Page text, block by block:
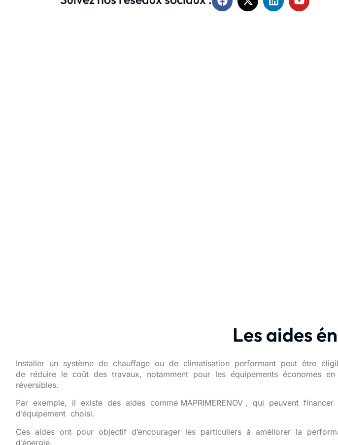
Les aides
Installer un système de chauffage ou de climatisation performant peut être
de réduire le coût des travaux, notamment pour les équipements économes en
réversibles.
Par exemple, il existe des aides comme MAPRIMERENOV , qui peuvent financer
d’équipement choisi.
Ces aides ont pour objectif d’encourager les particuliers à améliorer la
d’énergie.